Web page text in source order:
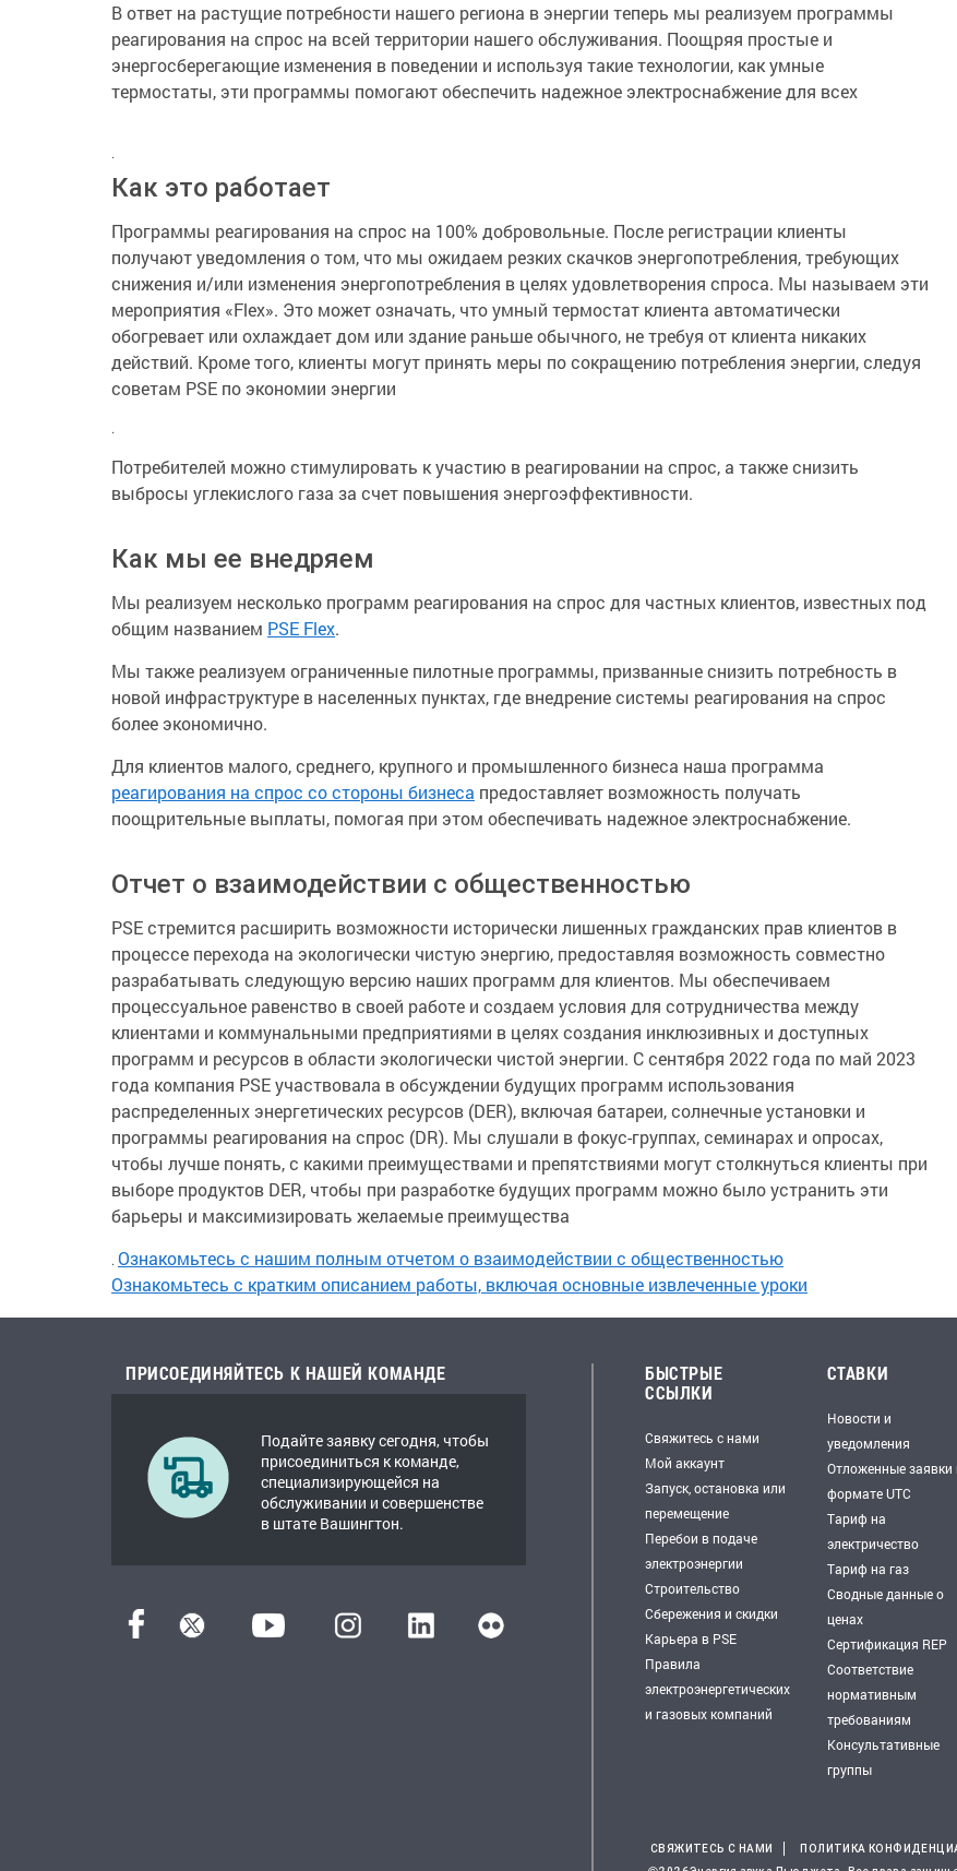
В ответ на растущие потребности нашего региона в энергии теперь мы реализуем программы
реагирования на спрос на всей территории нашего обслуживания. Поощряя простые и
энергосберегающие изменения в поведении и используя такие технологии, как умные
термостаты, эти программы помогают обеспечить надежное электроснабжение для всех
.
Как это работает
Программы реагирования на спрос на 100% добровольные. После регистрации клиенты
получают уведомления о том, что мы ожидаем резких скачков энергопотребления, требующих
снижения и/или изменения энергопотребления в целях удовлетворения спроса. Мы называем эти
мероприятия «Flex». Это может означать, что умный термостат клиента автоматически
обогревает или охлаждает дом или здание раньше обычного, не требуя от клиента никаких
действий. Кроме того, клиенты могут принять меры по сокращению потребления энергии, следуя
советам PSE по экономии энергии
.
Потребителей можно стимулировать к участию в реагировании на спрос, а также снизить
выбросы углекислого газа за счет повышения энергоэффективности.
Как мы ее внедряем
Мы реализуем несколько программ реагирования на спрос для частных клиентов, известных под
общим названием PSE Flex.
Мы также реализуем ограниченные пилотные программы, призванные снизить потребность в
новой инфраструктуре в населенных пунктах, где внедрение системы реагирования на спрос
более экономично.
Для клиентов малого, среднего, крупного и промышленного бизнеса наша программа
реагирования на спрос со стороны бизнеса предоставляет возможность получать
поощрительные выплаты, помогая при этом обеспечивать надежное электроснабжение.
Отчет о взаимодействии с общественностью
PSE стремится расширить возможности исторически лишенных гражданских прав клиентов в
процессе перехода на экологически чистую энергию, предоставляя возможность совместно
разрабатывать следующую версию наших программ для клиентов. Мы обеспечиваем
процессуальное равенство в своей работе и создаем условия для сотрудничества между
клиентами и коммунальными предприятиями в целях создания инклюзивных и доступных
программ и ресурсов в области экологически чистой энергии. С сентября 2022 года по май 2023
года компания PSE участвовала в обсуждении будущих программ использования
распределенных энергетических ресурсов (DER), включая батареи, солнечные установки и
программы реагирования на спрос (DR). Мы слушали в фокус-группах, семинарах и опросах,
чтобы лучше понять, с какими преимуществами и препятствиями могут столкнуться клиенты при
выборе продуктов DER, чтобы при разработке будущих программ можно было устранить эти
барьеры и максимизировать желаемые преимущества
. Ознакомьтесь с нашим полным отчетом о взаимодействии с общественностью
Ознакомьтесь с кратким описанием работы, включая основные извлеченные уроки
ПРИСОЕДИНЯЙТЕСЬ К НАШЕЙ КОМАНДЕ
Подайте заявку сегодня, чтобы
присоединиться к команде,
специализирующейся на
обслуживании и совершенстве
в штате Вашингтон.
БЫСТРЫЕ
ССЫЛКИ
Свяжитесь с нами
Мой аккаунт
Запуск, остановка или
перемещение
Перебои в подаче
электроэнергии
Строительство
Сбережения и скидки
Карьера в PSE
Правила
электроэнергетических
и газовых компаний
СТАВКИ
Новости и
уведомления
Отложенные заявки
формате UTC
Тариф на
электричество
Тариф на газ
Сводные данные о
ценах
Сертификация REP
Соответствие
нормативным
требованиям
Консультативные
группы
СВЯЖИТЕСЬ С НАМИ ПОЛИТИКА